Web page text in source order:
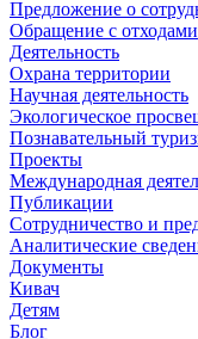
Предложение о
Обращение с отходами
Деятельность
Охрана территории
Научная деятельность
Экологическое
Познавательный
Проекты
Международная
Публикации
Сотрудничество и
Аналитические
Документы
Кивач
Детям
Блог